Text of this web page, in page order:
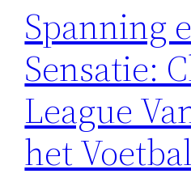
Spanning
Sensatie:
League
het